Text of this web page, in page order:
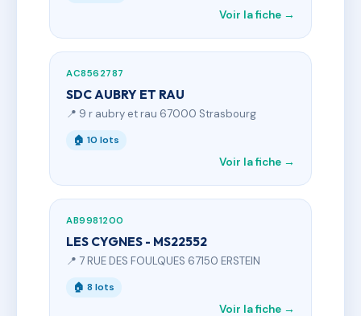
Voir la fiche →
AC8562787
SDC AUBRY ET RAU
📍 9 r aubry et rau 67000 Strasbourg
🏠 10 lots
Voir la fiche →
AB9981200
LES CYGNES - MS22552
📍 7 RUE DES FOULQUES 67150 ERSTEIN
🏠 8 lots
Voir la fiche →